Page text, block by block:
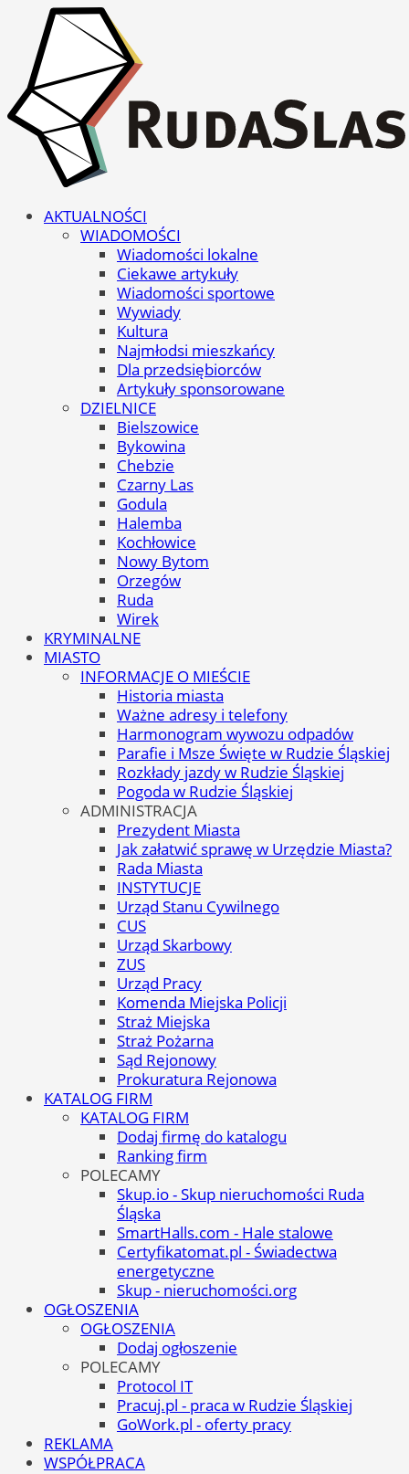
AKTUALNOŚCI
WIADOMOŚCI
Wiadomości lokalne
Ciekawe artykuły
Wiadomości sportowe
Wywiady
Kultura
Najmłodsi mieszkańcy
Dla przedsiębiorców
Artykuły sponsorowane
DZIELNICE
Bielszowice
Bykowina
Chebzie
Czarny Las
Godula
Halemba
Kochłowice
Nowy Bytom
Orzegów
Ruda
Wirek
KRYMINALNE
MIASTO
INFORMACJE O MIEŚCIE
Historia miasta
Ważne adresy i telefony
Harmonogram wywozu odpadów
Parafie i Msze Święte w Rudzie Śląskiej
Rozkłady jazdy w Rudzie Śląskiej
Pogoda w Rudzie Śląskiej
ADMINISTRACJA
Prezydent Miasta
Jak załatwić sprawę w Urzędzie Miasta?
Rada Miasta
INSTYTUCJE
Urząd Stanu Cywilnego
CUS
Urząd Skarbowy
ZUS
Urząd Pracy
Komenda Miejska Policji
Straż Miejska
Straż Pożarna
Sąd Rejonowy
Prokuratura Rejonowa
KATALOG FIRM
KATALOG FIRM
Dodaj firmę do katalogu
Ranking firm
POLECAMY
Skup.io - Skup nieruchomości Ruda
Śląska
SmartHalls.com - Hale stalowe
Certyfikatomat.pl - Świadectwa
energetyczne
Skup - nieruchomości.org
OGŁOSZENIA
OGŁOSZENIA
Dodaj ogłoszenie
POLECAMY
Protocol IT
Pracuj.pl - praca w Rudzie Śląskiej
GoWork.pl - oferty pracy
REKLAMA
WSPÓŁPRACA